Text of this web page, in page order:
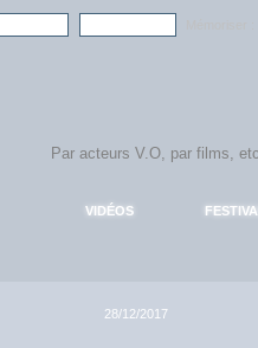
VIDÉOS
28/12/2017